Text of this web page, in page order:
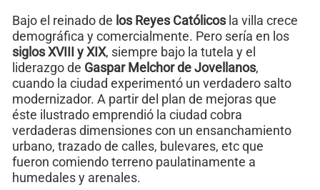
Bajo el reinado de los Reyes Católicosla villa crece
demográfica y comercialmente. Pero sería en los
siglos XVIII y XIX, siempre bajo la tutela y el
liderazgo de Gaspar Melchor de Jovellanos,
cuando la ciudad experimentó un verdadero salto
modernizador. A partir del plan de mejoras que
éste ilustrado emprendió la ciudad cobra
verdaderas dimensiones con un ensanchamiento
urbano, trazado de calles, bulevares, etc que
fueron comiendo terreno paulatinamente a
humedales y arenales.